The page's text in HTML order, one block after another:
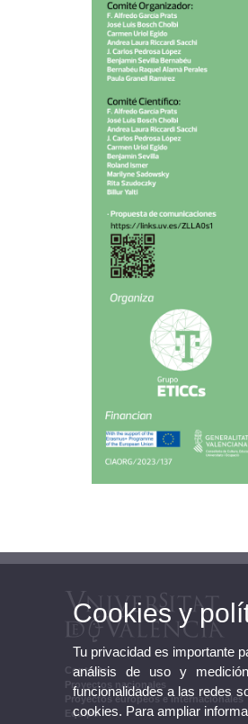
Contacto
Proyectos nacionales
Proyectos europeos e internacionales
Equipo
Cookies y
Tu privacidad es importante
análisis de uso y
funcionalidades a las redes
cookies. Para ampliar